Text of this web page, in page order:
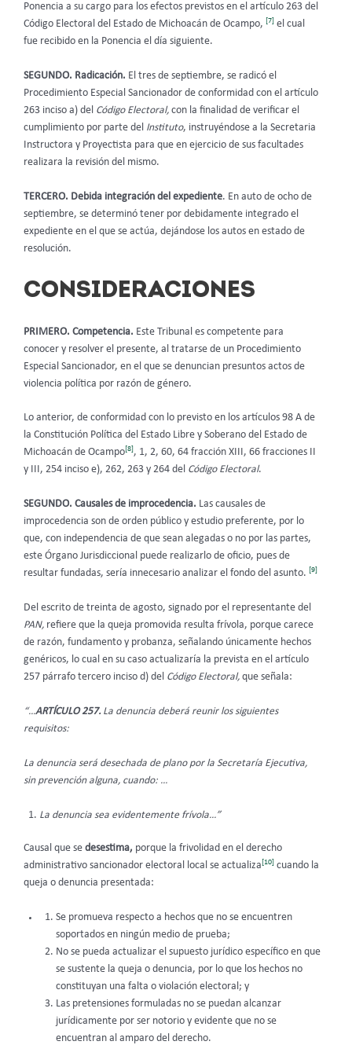
Ponencia a su cargo para los efectos previstos en el artículo 263 del
Código Electoral del Estado de Michoacán de Ocampo, [7] el cual
fue recibido en la Ponencia el día siguiente.
SEGUNDO. Radicación. El tres de septiembre, se radicó el
Procedimiento Especial Sancionador de conformidad con el artículo
263 inciso a) del Código Electoral, con la finalidad de verificar el
cumplimiento por parte del Instituto, instruyéndose a la Secretaria
Instructora y Proyectista para que en ejercicio de sus facultades
realizara la revisión del mismo.
TERCERO. Debida integración del expediente. En auto de ocho de
septiembre, se determinó tener por debidamente integrado el
expediente en el que se actúa, dejándose los autos en estado de
resolución.
CONSIDERACIONES
PRIMERO. Competencia. Este Tribunal es competente para
conocer y resolver el presente, al tratarse de un Procedimiento
Especial Sancionador, en el que se denuncian presuntos actos de
violencia política por razón de género.
Lo anterior, de conformidad con lo previsto en los artículos 98 A de
la Constitución Política del Estado Libre y Soberano del Estado de
Michoacán de Ocampo[8], 1, 2, 60, 64 fracción XIII, 66 fracciones II
y III, 254 inciso e), 262, 263 y 264 del Código Electoral.
SEGUNDO. Causales de improcedencia. Las causales de
improcedencia son de orden público y estudio preferente, por lo
que, con independencia de que sean alegadas o no por las partes,
este Órgano Jurisdiccional puede realizarlo de oficio, pues de
resultar fundadas, sería innecesario analizar el fondo del asunto. [9]
Del escrito de treinta de agosto, signado por el representante del
PAN, refiere que la queja promovida resulta frívola, porque carece
de razón, fundamento y probanza, señalando únicamente hechos
genéricos, lo cual en su caso actualizaría la prevista en el artículo
257 párrafo tercero inciso d) del Código Electoral, que señala:
“…ARTÍCULO 257. La denuncia deberá reunir los siguientes
requisitos:
La denuncia será desechada de plano por la Secretaría Ejecutiva,
sin prevención alguna, cuando: …
La denuncia sea evidentemente frívola…”
Causal que se desestima, porque la frivolidad en el derecho
administrativo sancionador electoral local se actualiza[10] cuando la
queja o denuncia presentada:
Se promueva respecto a hechos que no se encuentren
soportados en ningún medio de prueba;
No se pueda actualizar el supuesto jurídico específico en que
se sustente la queja o denuncia, por lo que los hechos no
constituyan una falta o violación electoral; y
Las pretensiones formuladas no se puedan alcanzar
jurídicamente por ser notorio y evidente que no se
encuentran al amparo del derecho.